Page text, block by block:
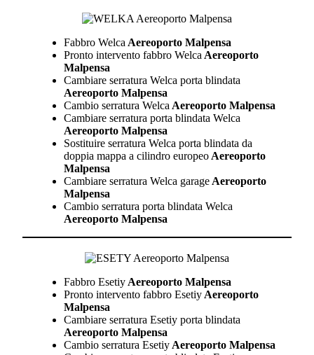
Fabbro Welca Aereoporto Malpensa
Pronto intervento fabbro Welca Aereoporto
Malpensa
Cambiare serratura Welca porta blindata
Aereoporto Malpensa
Cambio serratura Welca Aereoporto Malpensa
Cambiare serratura porta blindata Welca
Aereoporto Malpensa
Sostituire serratura Welca porta blindata da
doppia mappa a cilindro europeo Aereoporto
Malpensa
Cambiare serratura Welca garage Aereoporto
Malpensa
Cambio serratura porta blindata Welca
Aereoporto Malpensa
Fabbro Esetiy Aereoporto Malpensa
Pronto intervento fabbro Esetiy Aereoporto
Malpensa
Cambiare serratura Esetiy porta blindata
Aereoporto Malpensa
Cambio serratura Esetiy Aereoporto Malpensa